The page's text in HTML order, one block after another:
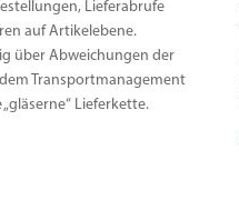
Lieferabrufe
auf Artikelebene.
über Abweichungen der
Transportmanagement
Lieferkette.